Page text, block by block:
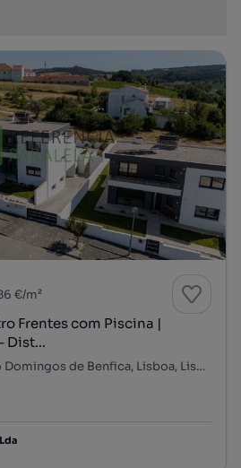
€/m²
Frentes com Piscina |
Dist...
Alto dos Moinhos, São Domingos de Benfica, Lisboa, Lisboa